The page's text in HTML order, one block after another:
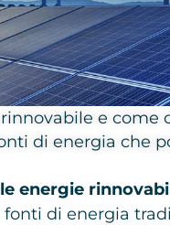
e come
di energia che
energie
di energia